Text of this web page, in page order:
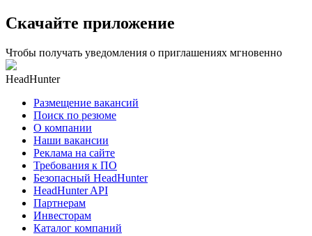
Скачайте приложение
Чтобы получать уведомления о приглашениях мгновенно
HeadHunter
Размещение вакансий
Поиск по резюме
О компании
Наши вакансии
Реклама на сайте
Требования к ПО
Безопасный HeadHunter
HeadHunter API
Партнерам
Инвесторам
Каталог компаний